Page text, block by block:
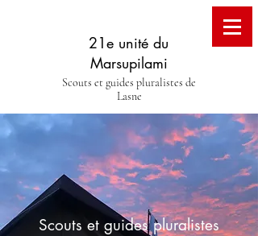
21e unité du
Marsupilami
Scouts et guides pluralistes de
Lasne
Scouts et guides pluralistes